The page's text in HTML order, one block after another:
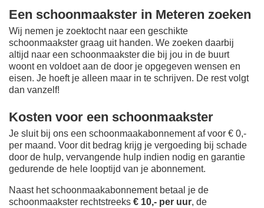
Een schoonmaakster in Meteren zoeken
Wij nemen je zoektocht naar een geschikte
schoonmaakster graag uit handen. We zoeken daarbij
altijd naar een schoonmaakster die bij jou in de buurt
woont en voldoet aan de door je opgegeven wensen en
eisen. Je hoeft je alleen maar in te schrijven. De rest volgt
dan vanzelf!
Kosten voor een schoonmaakster
Je sluit bij ons een schoonmaakabonnement af voor € 0,-
per maand. Voor dit bedrag krijg je vergoeding bij schade
door de hulp, vervangende hulp indien nodig en garantie
gedurende de hele looptijd van je abonnement.
Naast het schoonmaakabonnement betaal je de
schoonmaakster rechtstreeks € 10,- per uur, de